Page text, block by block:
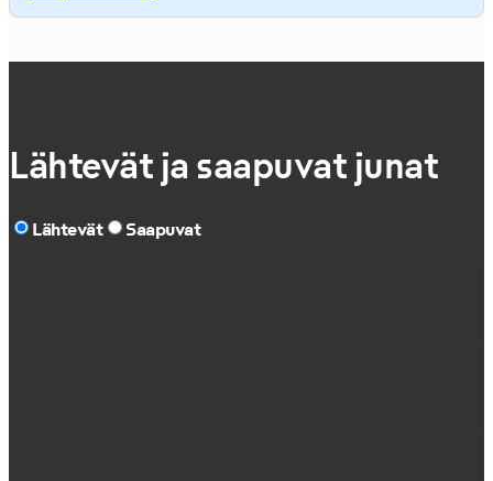
Lähtevät ja saapuvat junat
Lähtevät Saapuvat